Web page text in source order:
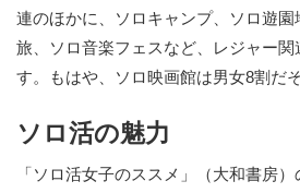
連のほかに、ソロキャンプ、ソロ遊園
旅、ソロ音楽フェスなど、レジャー関
す。もはや、ソロ映画館は男女8割だそ
ソロ活の魅力
「ソロ活女子のススメ」（大和書房